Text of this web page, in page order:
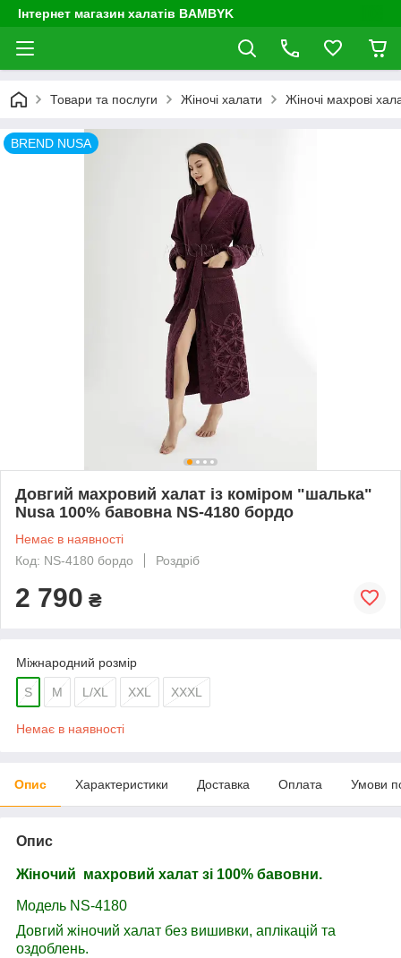
Інтернет магазин халатів BAMBYK
Товари та послуги Жіночі халати Жіночі махрові
BREND NUSA
Довгий махровий халат із коміром "шалька"
Nusa 100% бавовна NS-4180 бордо
Немає в наявності
Код: NS-4180 бордо
Роздріб
2 790 ₴
Міжнародний розмір
S M L/XL XXL XXXL
Немає в наявності
Опис Характеристики Доставка Оплата Умови
Опис
Жіночий махровий халат зі 100% бавовни.
Модель NS-4180
Довгий жіночий халат без вишивки, аплікацій та
оздоблень.